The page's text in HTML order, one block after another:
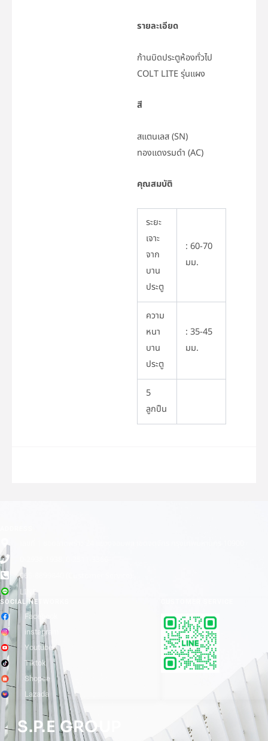
รายละเอียด
ก้านบิดประตูห้องทั่วไป
COLT LITE รุ่นแผง
สี
สแตนเลส (SN)
ทองแดงรมดำ (AC)
คุณสมบัติ
ระยะ
เจาะ
จาก
บาน
ประตู
: 60-70
มม.
ความ
หนา
บาน
ประตู
: 35-45
มม.
5
ลูกปืน
065-8899840 (Customer Service)
LINE
SOCIAL NETWORKS
Facebook
instagram
Youtube
Tiktok
Shopee
Lazada
S.P.E GROUP